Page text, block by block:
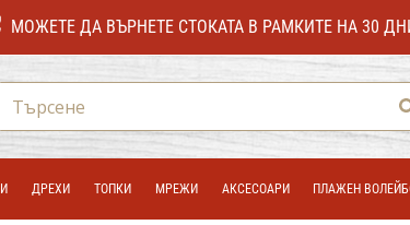
МОЖЕТЕ ДА ВЪРНЕТЕ СТОКАТА В РАМКИТЕ НА 30
ДРЕХИ ТОПКИ МРЕЖИ АКСЕСОАРИ ПЛАЖЕН